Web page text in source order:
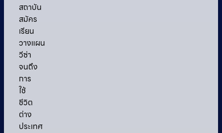
สถาบัน
สมัคร
เรียน
วางแผน
วีซ่า
จนถึง
การ
ใช้
ชีวิต
ต่าง
ประเทศ